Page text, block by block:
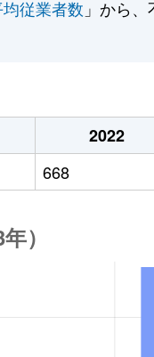
従業者数 」から
2022
668